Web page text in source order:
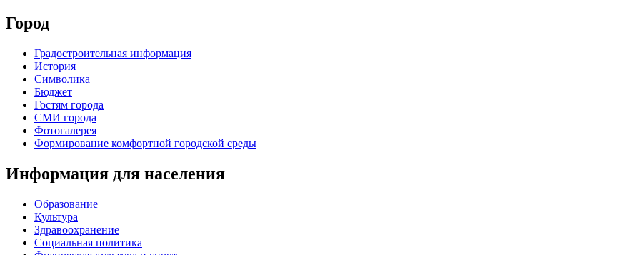
Город
Градостроительная информация
История
Символика
Бюджет
Гостям города
СМИ города
Фотогалерея
Формирование комфортной городской среды
Информация для населения
Образование
Культура
Здравоохранение
Социальная политика